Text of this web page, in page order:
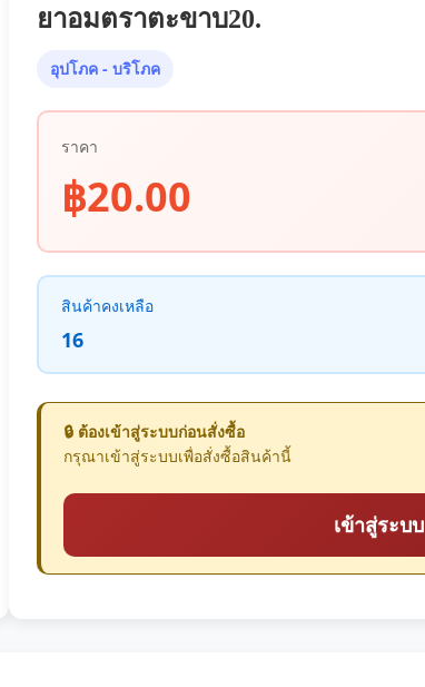
ยาอมตราตะขาบ20.
อุปโภค - บริโภค
ราคา
฿20.00
สินค้าคงเหลือ
16
🔒 ต้องเข้าสู่ระบบก่อนสั่งซื้อ
กรุณาเข้าสู่ระบบเพื่อสั่งซื้อสินค้านี้
เข้าสู่ระบบ